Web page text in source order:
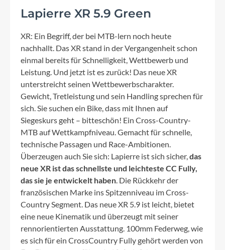
Lapierre XR 5.9 Green
XR: Ein Begriff, der bei MTB-lern noch heute
nachhallt. Das XR stand in der Vergangenheit schon
einmal bereits für Schnelligkeit, Wettbewerb und
Leistung. Und jetzt ist es zurück! Das neue XR
unterstreicht seinen Wettbewerbscharakter.
Gewicht, Tretleistung und sein Handling sprechen für
sich. Sie suchen ein Bike, dass mit Ihnen auf
Siegeskurs geht – bitteschön! Ein Cross-Country-
MTB auf Wettkampfniveau. Gemacht für schnelle,
technische Passagen und Race-Ambitionen.
Überzeugen auch Sie sich: Lapierre ist sich sicher,das
neue XR ist das schnellste und leichteste CC Fully,
das sie je entwickelt haben. Die Rückkehr der
französischen Marke ins Spitzenniveau im Cross-
Country Segment. Das neue XR 5.9 ist leicht, bietet
eine neue Kinematik und überzeugt mit seiner
rennorientierten Ausstattung. 100mm Federweg, wie
es sich für ein CrossCountry Fully gehört werden von